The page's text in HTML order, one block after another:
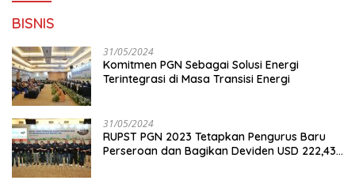
BISNIS
31/05/2024
Komitmen PGN Sebagai Solusi Energi
Terintegrasi di Masa Transisi Energi
31/05/2024
RUPST PGN 2023 Tetapkan Pengurus Baru
Perseroan dan Bagikan Deviden USD 222,43